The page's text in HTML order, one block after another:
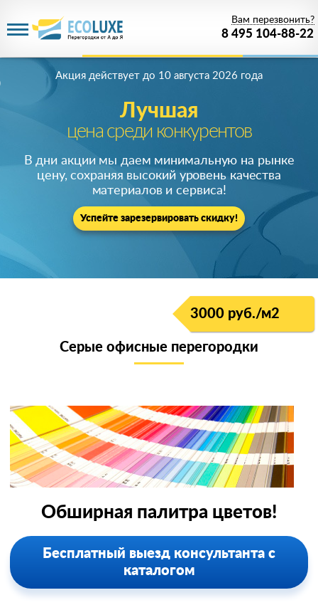
8 495 104-88-22
Вам перезвонить?
Лучшая
цена среди конкурентов
Акция действует до 10 августа 2026 года
В дни акции мы даем минимальную на рынке
цену, сохраняя высокий уровень качества
материалов и сервиса!
Успейте зарезервировать скидку!
3000 руб./м2
Серые офисные перегородки
Обширная палитра цветов!
Бесплатный выезд консультанта с
каталогом